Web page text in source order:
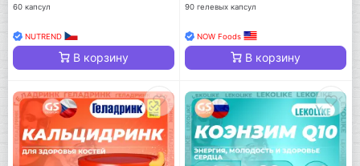
60 капсул
NUTREND
В корзину
90 гелевых капсул
NOW Foods
В корзину